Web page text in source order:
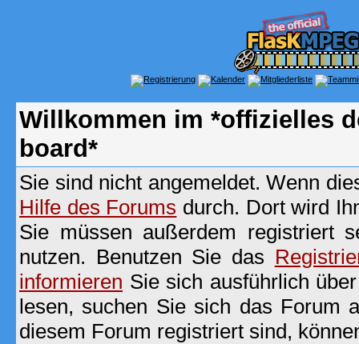
Willkommen im *offizielles
board*
Sie sind nicht angemeldet. Wenn
Hilfe des Forums durch. Dort wird
Sie müssen außerdem registriert
nutzen. Benutzen Sie das
informieren Sie sich ausführlich
lesen, suchen Sie sich das Forum
diesem Forum registriert sind,